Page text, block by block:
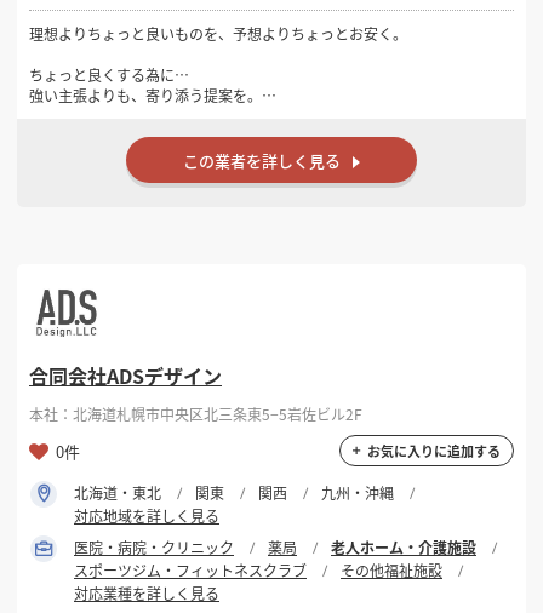
理想よりちょっと良いものを、予想よりちょっとお安く。
ちょっと良くする為に…
強い主張よりも、寄り添う提案を。
クライアントの要件を正しく受け止めた上で ちょっと視野が広がるエッ
センスを添える。
それが、長く納得して使える空間につながると考えています。
限られた予算の中で、最大限の満足感を感じていただくために。
この業者を詳しく見る
合同会社ADSデザイン
本社：北海道札幌市中央区北三条東5−5岩佐ビル2F
0件 お気に入りに追加する
北海道・東北 関東 関西
九州・沖縄
対応地域を詳しく見る
医院・病院・クリニック
薬局
老人ホーム・介護施設
スポーツジム・フィットネスクラブ
その他福祉施設
対応業種を詳しく見る